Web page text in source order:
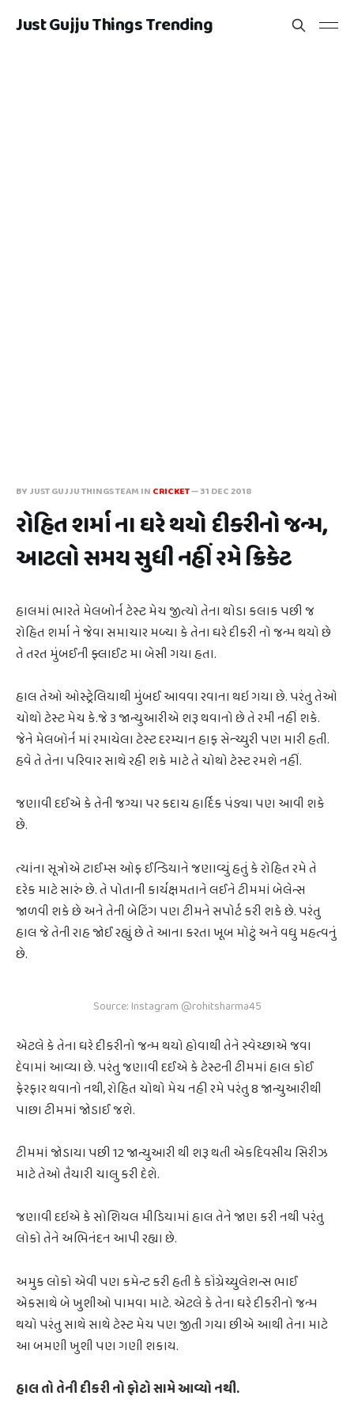
Just Gujju Things Trending
BY JUST GUJJU THINGS TEAM IN CRICKET—31 DEC 2018
રોહિત શર્મા ના ઘરે થયો દીકરીનો જન્મ,
આટલો સમય સુધી નહીં રમે ક્રિકેટ
હાલમાં ભારતે મેલબોર્ન ટેસ્ટ મેચ જીત્યો તેના થોડા કલાક પછી જ
રોહિત શર્મા ને જેવા સમાચાર મળ્યા કે તેના ઘરે દીકરી નો જન્મ થયો છે
તે તરત મુંબઈની ફ્લાઈટ મા બેસી ગયા હતા.
હાલ તેઓ ઓસ્ટ્રેલિયાથી મુંબઈ આવવા રવાના થઇ ગયા છે. પરંતુ તેઓ
ચોથો ટેસ્ટ મેચ કે.જે ૩ જાન્યુઆરીએ શરૂ થવાનો છે તે રમી નહીં શકે.
જેને મેલબોર્ન માં રમાયેલા ટેસ્ટ દરમ્યાન હાફ સેન્ચ્યુરી પણ મારી હતી.
હવે તે તેના પરિવાર સાથે રહી શકે માટે તે ચોથો ટેસ્ટ રમશે નહીં.
જણાવી દઈએ કે તેની જગ્યા પર કદાચ હાર્દિક પંડ્યા પણ આવી શકે
છે.
ત્યાંના સૂત્રોએ ટાઈમ્સ ઓફ ઈન્ડિયાને જણાવ્યું હતું કે રોહિત રમે તે
દરેક માટે સારું છે. તે પોતાની કાર્યક્ષમતાને લઈને ટીમમાં બેલેન્સ
જાળવી શકે છે અને તેની બેટિંગ પણ ટીમને સપોર્ટ કરી શકે છે. પરંતુ
હાલ જે તેની રાહ જોઈ રહ્યું છે તે આના કરતા ખૂબ મોટું અને વધુ મહત્વનું
છે.
Source: Instagram @rohitsharma45
એટલે કે તેના ઘરે દીકરીનો જન્મ થયો હોવાથી તેને સ્વેચ્છાએ જવા
દેવામાં આવ્યા છે. પરંતુ જણાવી દઈએ કે ટેસ્ટની ટીમમાં હાલ કોઈ
ફેરફાર થવાનો નથી, રોહિત ચોથો મેચ નહી રમે પરંતુ 8 જાન્યુઆરીથી
પાછા ટીમમાં જોડાઈ જશે.
ટીમમાં જોડાયા પછી 12 જાન્યુઆરી થી શરૂ થતી એકદિવસીય સિરીઝ
માટે તેઓ તૈયારી ચાલુ કરી દેશે.
જણાવી દઇએ કે સોશિયલ મીડિયામાં હાલ તેને જાણ કરી નથી પરંતુ
લોકો તેને અભિનંદન આપી રહ્યા છે.
અમુક લોકો એવી પણ કમેન્ટ કરી હતી કે કોંગ્રેચ્યુલેશન્સ ભાઈ
એકસાથે બે ખુશીઓ પામવા માટે. એટલે કે તેના ઘરે દીકરીનો જન્મ
થયો પરંતુ સાથે સાથે ટેસ્ટ મેચ પણ જીતી ગયા છીએ આથી તેના માટે
આ બમણી ખુશી પણ ગણી શકાય.
હાલ તો તેની દીકરી નો ફોટો સામે આવ્યો નથી.